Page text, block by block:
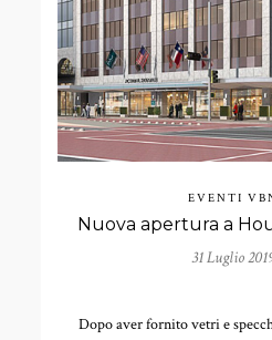
EVENTI
31 Luglio
Dopo aver fornito vetri e